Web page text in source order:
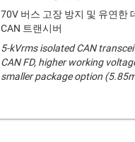
70V 버스 고장 방지 및 유연한
CAN 트랜시버
5-kVrms isolated CAN
CAN FD, higher working
smaller package option